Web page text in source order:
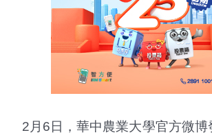
2月6日，華中農業大學官方微博